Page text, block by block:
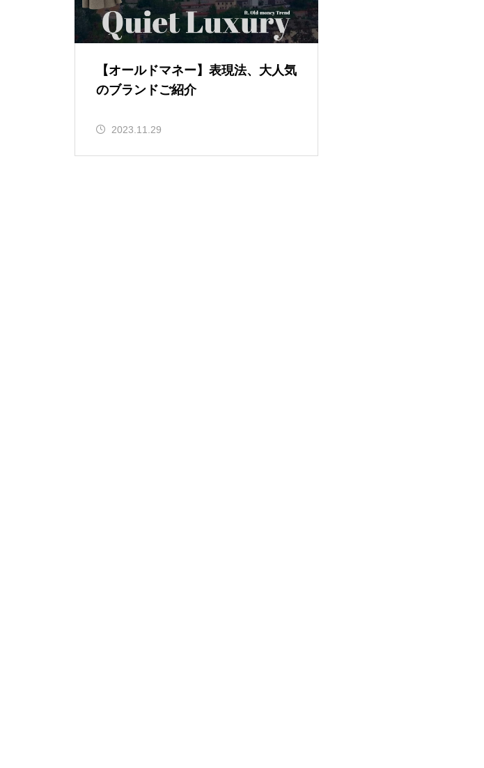
【オールドマネー】表現法、大人気
のブランドご紹介
2023.11.29